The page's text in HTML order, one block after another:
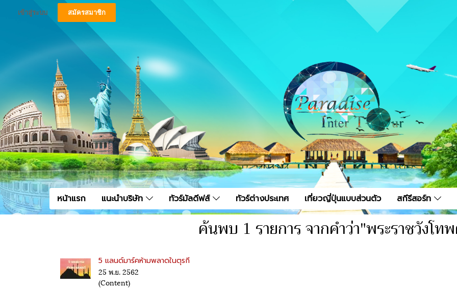
เข้าสู่ระบบ สมัครสมาชิก
หน้าแรก แนะนำบริษัท ทัวร์มัลดีฟส์ ทัวร์ต่างประเทศ เที่ยวญี่ปุ่นแบบส่วนตัว สกีรีสอร์ท
ค้นพบ 1 รายการ จากคำว่า"พระราชวังโท
5 แลนด์มาร์คห้ามพลาดในตุรกี
25 พ.ย. 2562
(Content)